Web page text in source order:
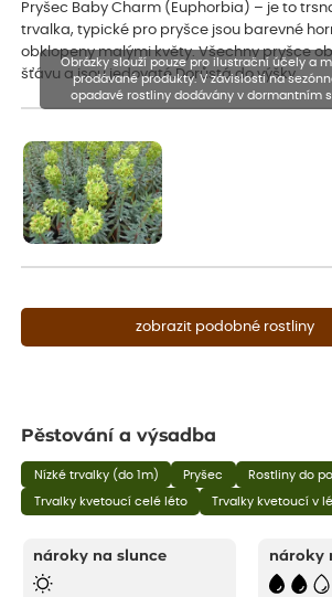
Pryšec Baby Charm (Euphorbia) – je to
trvalka, typické pro pryšce jsou barevné
obklopeny malými květy. Všechny pryšce
šťávu a jsou jedovaté.Dorůstá do výšky…
zobrazit podobné rostliny
Obrázky slouží pouze pro ilustrační účely a
prodávané produkty. V závislosti na
opadavé rostliny dodávány v dormantním
Rostliny mohou být také sestřiženy níže, než
Pěstování a výsadba
Nízké trvalky (do 1m) Pryšec Rostliny do
Trvalky kvetoucí celé léto Trvalky kvetoucí v
nároky na slunce nároky